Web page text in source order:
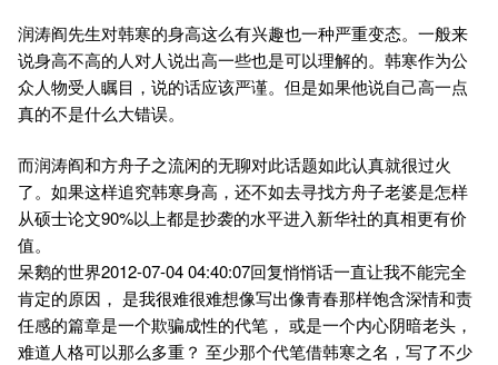
润涛阎先生对韩寒的身高这么有兴趣也一种严重变态。一般来
说身高不高的人对人说出高一些也是可以理解的。韩寒作为公
众人物受人瞩目，说的话应该严谨。但是如果他说自己高一点
真的不是什么大错误。
而润涛阎和方舟子之流闲的无聊对此话题如此认真就很过火
了。如果这样追究韩寒身高，还不如去寻找方舟子老婆是怎样
从硕士论文90%以上都是抄袭的水平进入新华社的真相更有价
值。
呆鹅的世界2012-07-04 04:40:07回复悄悄话一直让我不能完全
肯定的原因， 是我很难很难想像写出像青春那样饱含深情和责
任感的篇章是一个欺骗成性的代笔， 或是一个内心阴暗老头，
难道人格可以那么多重？ 至少那个代笔借韩寒之名，写了不少